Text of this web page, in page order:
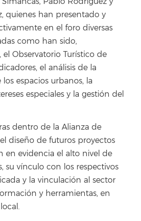
quienes han presentado y
en el foro diversas
como han sido,
el Observatorio Turístico de
el análisis de la
espacios urbanos, la
especiales y la gestión del
dentro de la Alianza de
diseño de futuros proyectos
en evidencia el alto nivel de
su vínculo con los respectivos
y la vinculación al sector
y herramientas, en